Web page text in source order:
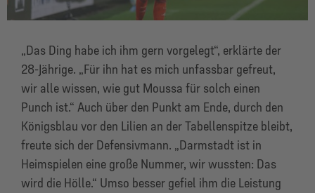
„Das Ding habe ich ihm gern vorgelegt“, erklärte der
28-Jährige. „Für ihn hat es mich unfassbar gefreut,
wir alle wissen, wie gut Moussa für solch einen
Punch ist.“ Auch über den Punkt am Ende, durch den
Königsblau vor den Lilien an der Tabellenspitze bleibt,
freute sich der Defensivmann. „Darmstadt ist in
Heimspielen eine große Nummer, wir wussten: Das
wird die Hölle.“ Umso besser gefiel ihm die Leistung